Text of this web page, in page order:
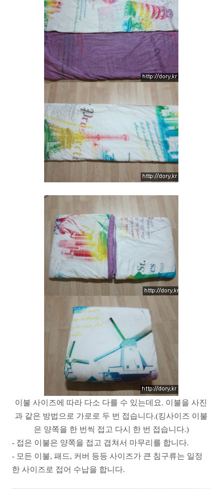
이불 사이즈에 따라 다소 다를 수 있는데요. 이불을 사진
과 같은 방법으로 가로로 두 번 접습니다.(킹사이즈 이불
은 양쪽을 한 번씩 접고 다시 한 번 접습니다.)
- 접은 이불은 양쪽을 접고 겹쳐서 마무리를 합니다.
- 모든 이불, 패드, 커버 등등 사이즈가 큰 침구류는 일정
한 사이즈로 접어 수납을 합니다.